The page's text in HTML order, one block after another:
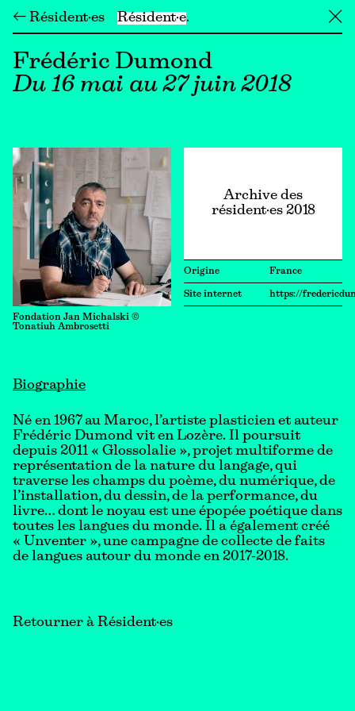
← Résident·es Résident·e ╳
Frédéric Dumond
Du 16 mai au 27 juin 2018
Fondation Jan Michalski ©
Tonatiuh Ambrosetti
Archive des
résident·es 2018
Origine France
Site internet https://
Biographie
Né en 1967 au Maroc, l’artiste plasticien et auteur
Frédéric Dumond vit en Lozère. Il poursuit
depuis 2011 « Glossolalie », projet multiforme de
représentation de la nature du langage, qui
traverse les champs du poème, du numérique, de
l’installation, du dessin, de la performance, du
livre… dont le noyau est une épopée poétique dans
toutes les langues du monde. Il a également créé
« Unventer », une campagne de collecte de faits
de langues autour du monde en 2017-2018.
Retourner à Résident·es